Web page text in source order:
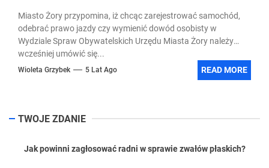
Miasto Żory przypomina, iż chcąc zarejestrować samochód,
odebrać prawo jazdy czy wymienić dowód osobisty w
Wydziale Spraw Obywatelskich Urzędu Miasta Żory należy
wcześniej umówić się...
Wioleta Grzybek 5 Lat Ago READ MORE
TWOJE ZDANIE
Jak powinni zagłosować radni w sprawie zwałów płaskich?